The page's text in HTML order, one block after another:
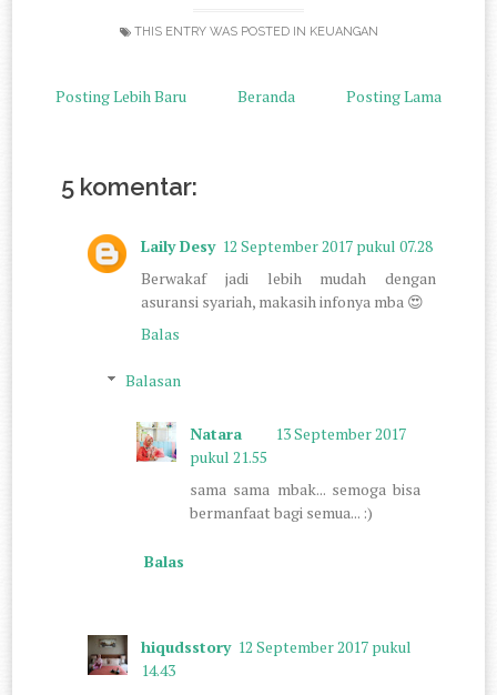
THIS ENTRY WAS POSTED IN KEUANGAN
Posting Lebih Baru Posting Lama
Beranda
5 komentar:
Laily Desy 12 September 2017 pukul 07.28
Berwakaf jadi lebih mudah dengan
asuransi syariah, makasih infonya mba 😍
Balas
Balasan
Natara
13 September 2017
pukul 21.55
sama sama mbak... semoga bisa
bermanfaat bagi semua... :)
Balas
hiqudsstory 12 September 2017 pukul
14.43